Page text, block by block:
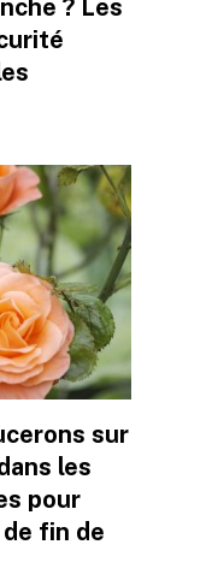
? Les
sur
les
pour
fin de